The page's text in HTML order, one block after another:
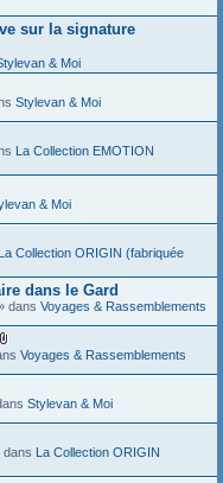
sur la signature
& Moi
Stylevan & Moi
La Collection EMOTION
& Moi
La Collection ORIGIN (fabriquée
dans le Gard
dans Voyages & Rassemblements
F
c
i
e
(
)
Voyages & Rassemblements
Stylevan & Moi
dans La Collection ORIGIN